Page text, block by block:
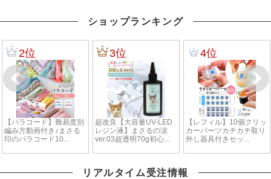
ショップランキング
リアルタイム受注情報